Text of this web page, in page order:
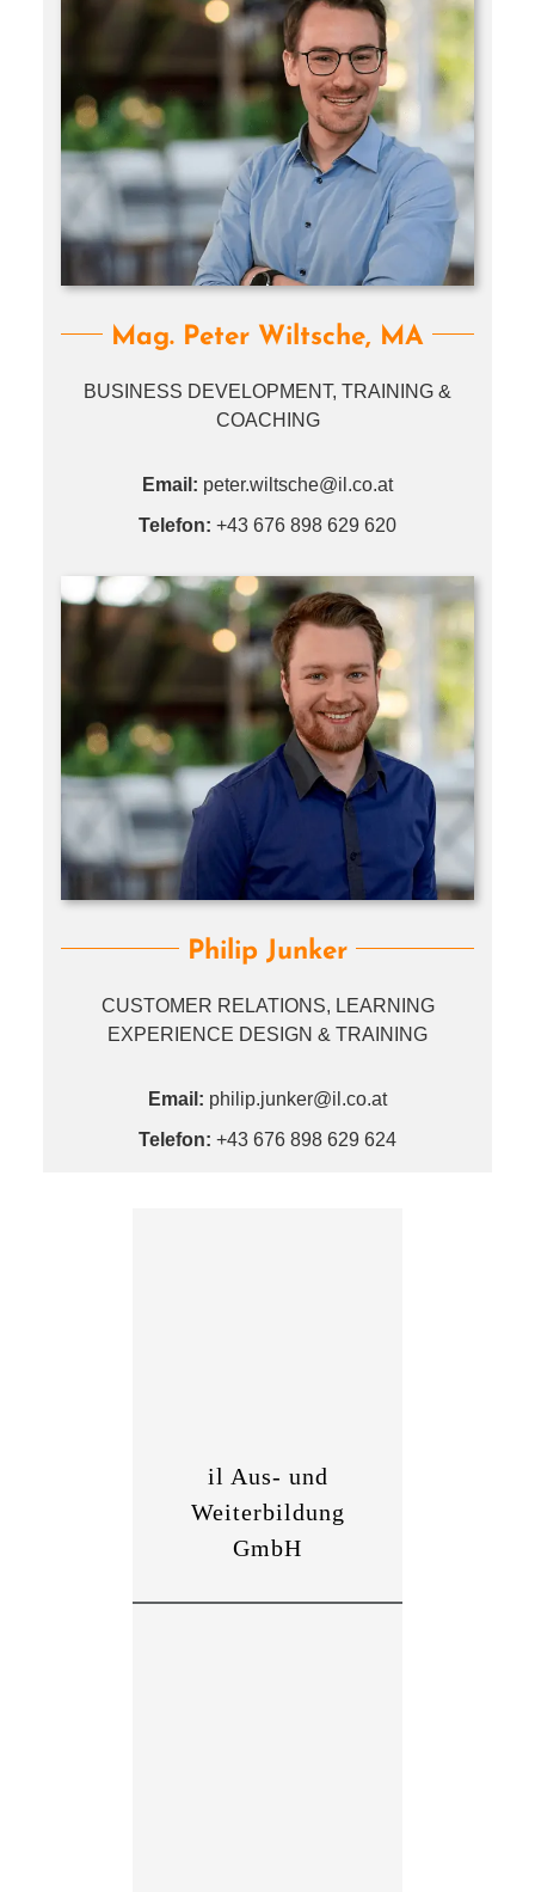
Mag. Peter Wiltsche, MA
BUSINESS DEVELOPMENT, TRAINING &
COACHING
Email: peter.​wiltsche@​il.​co.​at
Telefon: +43 676 898 629 620
Philip Junker
CUSTOMER RELATIONS, LEARNING
EXPERIENCE DESIGN & TRAINING
Email: philip.​junker@​il.​co.​at
Telefon: +43 676 898 629 624